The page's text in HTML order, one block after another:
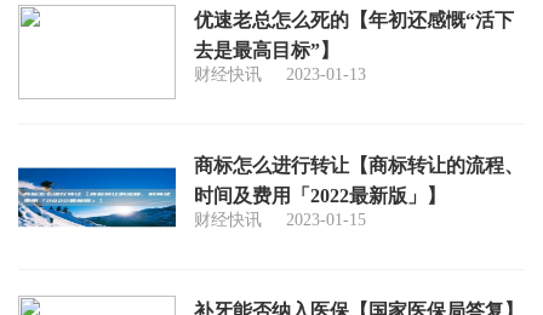
优速老总怎么死的【年初还感慨“活下
去是最高目标”】
财经快讯 2023-01-13
商标怎么进行转让【商标转让的流程、
时间及费用「2022最新版」】
财经快讯 2023-01-15